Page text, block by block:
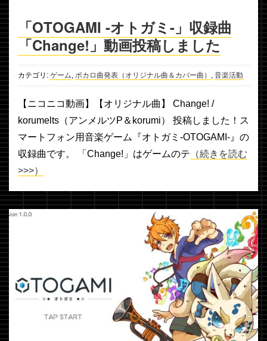
「OTOGAMI -オトガミ-」収録曲
「Change!」動画投稿しました
カテゴリ: ゲーム, ボカロ曲発表（オリジナル曲＆カバー曲） , 音楽活動
【ニコニコ動画】【オリジナル曲】 Change! /
korumelts（アンメルツP＆korumi） 投稿しました！ス
マートフォン用音楽ゲーム『オトガミ-OTOGAMI-』の
収録曲です。 「Change!」はゲームのテ （続きを読む
>>>）